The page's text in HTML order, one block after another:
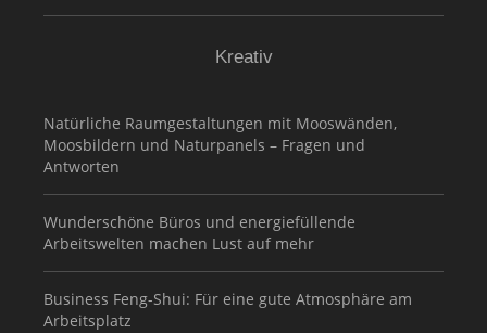
Kreativ
Natürliche Raumgestaltungen mit Mooswänden,
Moosbildern und Naturpanels – Fragen und
Antworten
Wunderschöne Büros und energiefüllende
Arbeitswelten machen Lust auf mehr
Business Feng-Shui: Für eine gute Atmosphäre am
Arbeitsplatz